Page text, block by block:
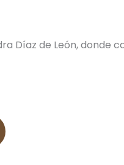
Díaz de León, donde